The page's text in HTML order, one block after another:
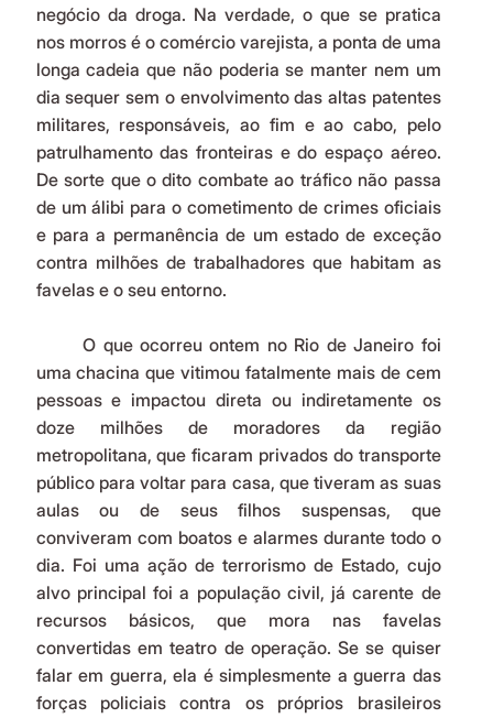
negócio da droga. Na verdade, o que se pratica
nos morros é o comércio varejista, a ponta de uma
longa cadeia que não poderia se manter nem um
dia sequer sem o envolvimento das altas patentes
militares, responsáveis, ao fim e ao cabo, pelo
patrulhamento das fronteiras e do espaço aéreo.
De sorte que o dito combate ao tráfico não passa
de um álibi para o cometimento de crimes oficiais
e para a permanência de um estado de exceção
contra milhões de trabalhadores que habitam as
favelas e o seu entorno.
	O que ocorreu ontem no Rio de Janeiro foi
uma chacina que vitimou fatalmente mais de cem
pessoas e impactou direta ou indiretamente os
doze milhões de moradores da região
metropolitana, que ficaram privados do transporte
público para voltar para casa, que tiveram as suas
aulas ou de seus filhos suspensas, que
conviveram com boatos e alarmes durante todo o
dia. Foi uma ação de terrorismo de Estado, cujo
alvo principal foi a população civil, já carente de
recursos básicos, que mora nas favelas
convertidas em teatro de operação. Se se quiser
falar em guerra, ela é simplesmente a guerra das
forças policiais contra os próprios brasileiros